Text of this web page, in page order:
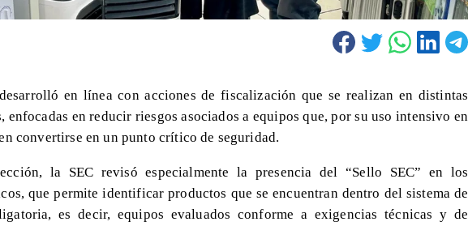
en línea con acciones de fiscalización que se realizan en distintas
enfocadas en reducir riesgos asociados a equipos que, por su uso intensivo en
convertirse en un punto crítico de seguridad.
la SEC revisó especialmente la presencia del “Sello SEC” en los
que permite identificar productos que se encuentran dentro del sistema de
es decir, equipos evaluados conforme a exigencias técnicas y de